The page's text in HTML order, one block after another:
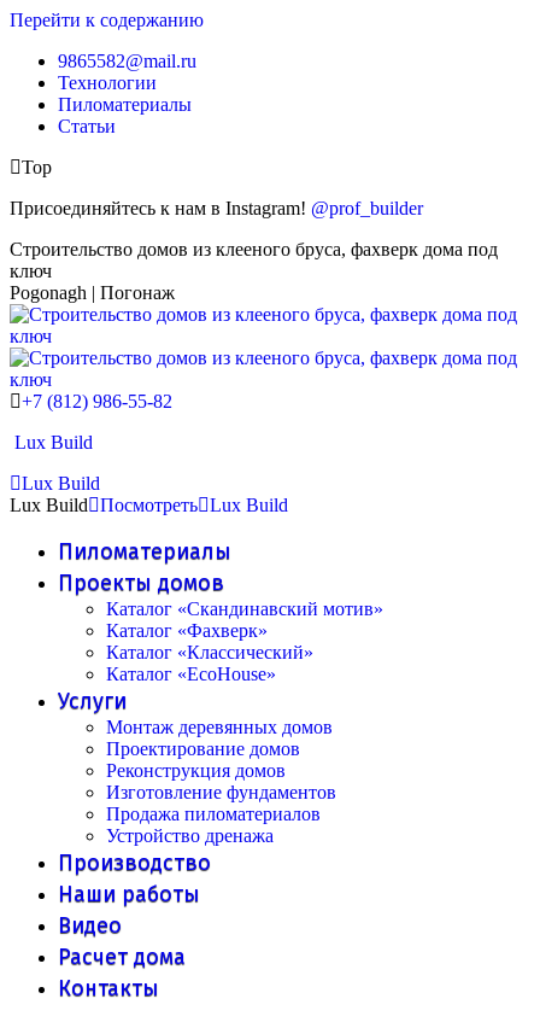
Перейти к содержанию
9865582@mail.ru
Технологии
Пиломатериалы
Статьи
Top
Присоединяйтесь к нам в Instagram! @prof_builder
Строительство домов из клееного бруса, фахверк дома под
ключ
Pogonagh | Погонаж
+7 (812) 986-55-82
Lux Build
Lux Build
Lux Build
Посмотреть Lux Build
Пиломатериалы
Проекты домов
Каталог «Скандинавский мотив»
Каталог «Фахверк»
Каталог «Классический»
Каталог «EcoHouse»
Услуги
Монтаж деревянных домов
Проектирование домов
Реконструкция домов
Изготовление фундаментов
Продажа пиломатериалов
Устройство дренажа
Производство
Наши работы
Видео
Расчет дома
Контакты